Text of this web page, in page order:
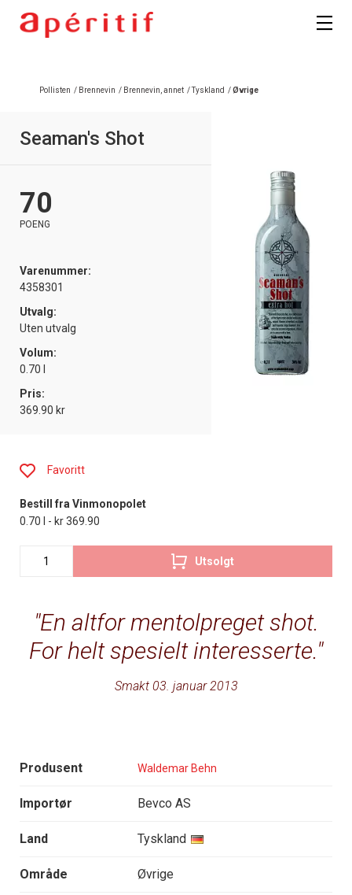
Pollisten / Brennevin / Brennevin, annet /Tyskland /Øvrige
Seaman's Shot
70
POENG
Varenummer:
4358301
Utvalg:
Uten utvalg
Volum:
0.70 l
Pris:
369.90 kr
En altfor mentolpreget shot.
For helt spesielt interesserte.
Smakt 03. januar 2013
Produsent Waldemar Behn
Importør Bevco AS
Land Tyskland
Område Øvrige
Favoritt
Bestill fra Vinmonopolet
0.70 l - kr 369.90
Utsolgt